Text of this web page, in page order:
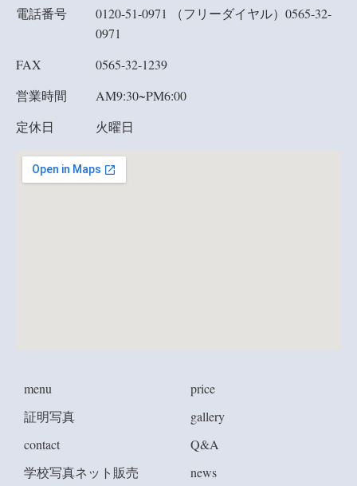
電話番号
0120-51-0971 （フリーダイヤル） 0565-32-
0971
FAX
0565-32-1239
営業時間
AM9:30~PM6:00
定休日
火曜日
menu
price
証明写真
gallery
contact
Q&A
学校写真ネット販売
news